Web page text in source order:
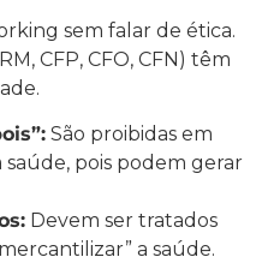
sem falar de ética.
CFP, CFO, CFN) têm
São proibidas em
saúde, pois podem gerar
Devem ser tratados
a saúde.